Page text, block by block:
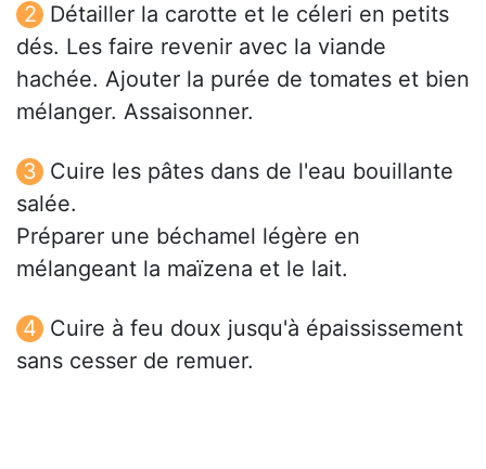
Détailler la carotte et le céleri en petits
dés. Les faire revenir avec la viande
hachée. Ajouter la purée de tomates et bien
mélanger. Assaisonner.
Cuire les pâtes dans de l'eau bouillante
salée.
Préparer une béchamel légère en
mélangeant la maïzena et le lait.
Cuire à feu doux jusqu'à épaississement
sans cesser de remuer.